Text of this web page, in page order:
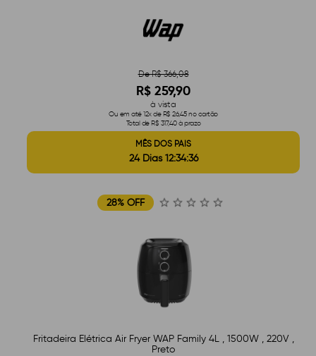
De R$ 366,08
R$ 259,90
à vista
Ou em até 12x de R$ 26,45 no cartão
Total de R$ 317,40 à prazo
MÊS DOS PAIS
24 Dias 12:34:35
28% OFF
Fritadeira Elétrica Air Fryer WAP Family 4L , 1500W , 220V ,
Preto